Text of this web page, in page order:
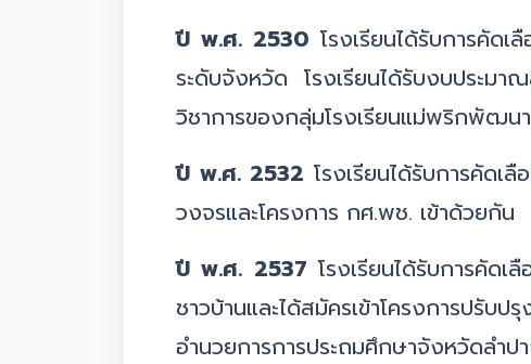
ปี พ.ศ. 2530 โรงเรียนได้รับการคัด
ระดับจังหวัด โรงเรียนได้รับงบประ
วิชาการของกลุ่มโรงเรียนแม่พริกพัฒนา
ปี พ.ศ. 2532 โรงเรียนได้รับการคัด
วงจรและโครงการ กศ.พช. เข้าด้วยกัน
ปี พ.ศ. 2537 โรงเรียนได้รับการคั
ชาวบ้านและได้สมัครเข้าโครงการปรั
อำนวยการการประถมศึกษาจังหวัดลำ